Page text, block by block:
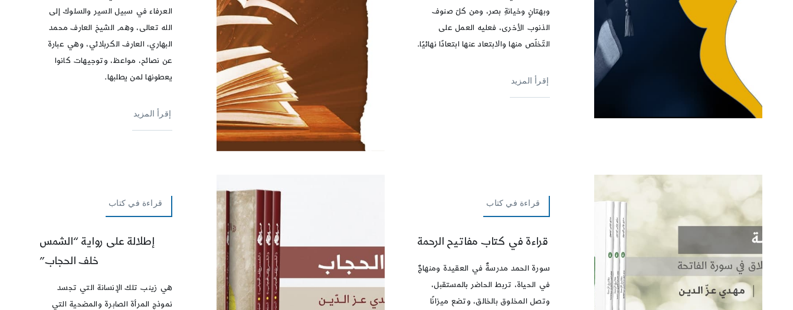
وبهتانٍ وخيانةِ بصر، ومن كلّ صنوف
الذنوب الأخرى، فعليه العمل على
التّخلّص منها والابتعاد عنها ابتعادًا نهائيًا.
إقرأ المزيد
العرفاء في سبيل السير والسلوك إلى
الله تعالى، وهم الشيخ العارف محمد
البهاري، العارف الكربلائي، وهي عبارة
عن نصائح، مواعظ، وتوجيهات كانوا
يعطونها لمن يطلبها.
إقرأ المزيد
قراءة في كتاب
قراءة في كتاب مفاتيح الرحمة
سورة الحمد مدرسةٌ في العقيدة ومنهاجٌ
في الحياة، تربط الحاضر بالمستقبل،
وتصل المخلوق بالخالق، وتضع ميزانًا
قراءة في كتاب
إطلالة على رواية “الشمس
خلف الحجاب”
هي زينب تلك الإنسانة التي تجسد
نموذج المرأة الصابرة والمضحية التي